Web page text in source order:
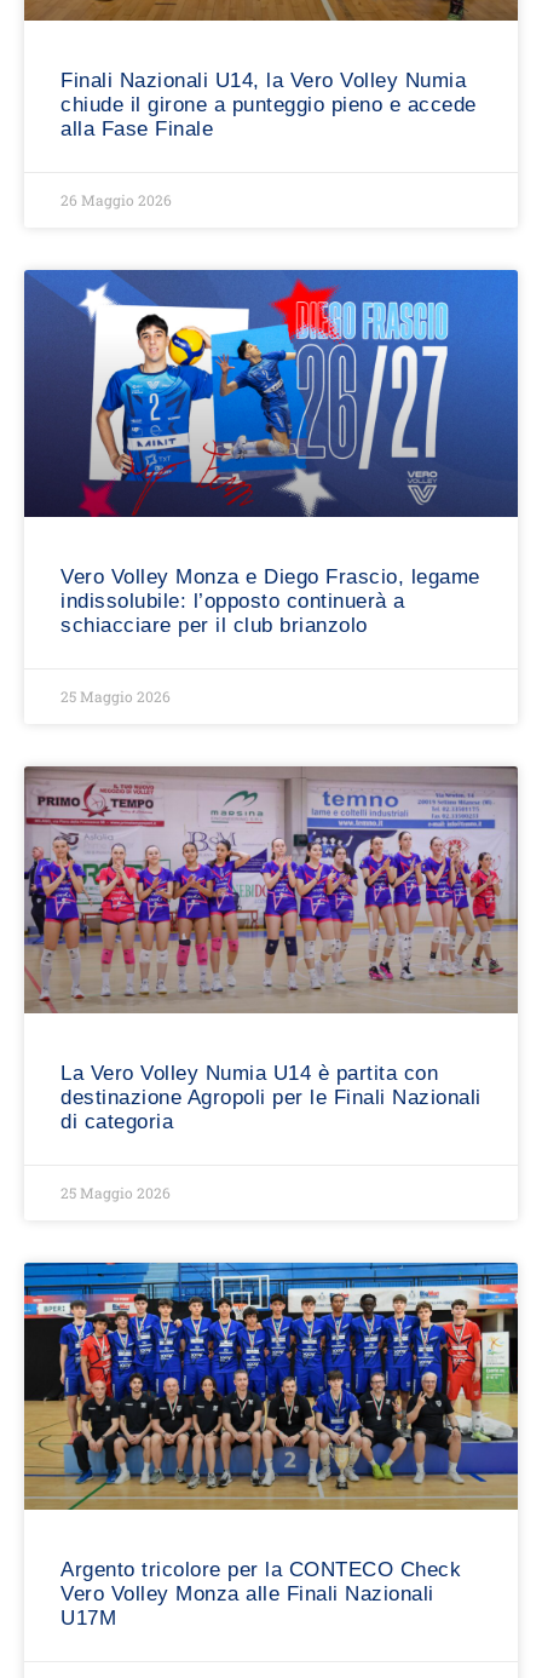
Finali Nazionali U14, la Vero Volley Numia
chiude il girone a punteggio pieno e accede
alla Fase Finale
26 Maggio 2026
Vero Volley Monza e Diego Frascio, legame
indissolubile: l’opposto continuerà a
schiacciare per il club brianzolo
25 Maggio 2026
La Vero Volley Numia U14 è partita con
destinazione Agropoli per le Finali Nazionali
di categoria
25 Maggio 2026
Argento tricolore per la CONTECO Check
Vero Volley Monza alle Finali Nazionali
U17M